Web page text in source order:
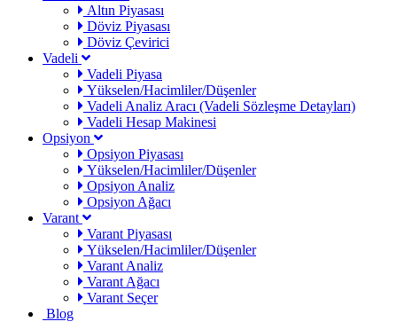
Altın Piyasası
Döviz Piyasası
Döviz Çevirici
Vadeli
Vadeli Piyasa
Yükselen/Hacimliler/Düşenler
Vadeli Analiz Aracı (Vadeli Sözleşme Detayları)
Vadeli Hesap Makinesi
Opsiyon
Opsiyon Piyasası
Yükselen/Hacimliler/Düşenler
Opsiyon Analiz
Opsiyon Ağacı
Varant
Varant Piyasası
Yükselen/Hacimliler/Düşenler
Varant Analiz
Varant Ağacı
Varant Seçer
Blog